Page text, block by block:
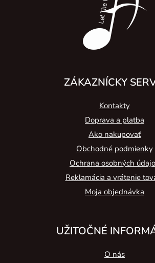
ZÁKAZNÍCKY
Kontakty
Doprava a platba
Ako nakupovať
Obchodné podmienky
Ochrana osobných
Reklamácia a vrátenie
Moja objednávka
UŽITOČNÉ
O nás